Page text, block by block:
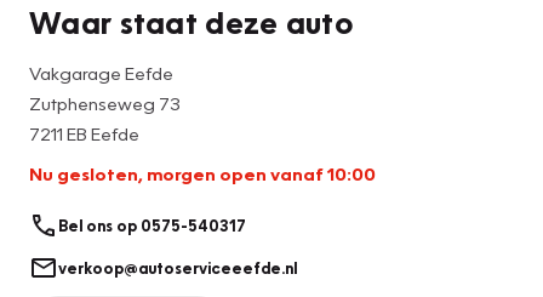
actueel mogelijk wordt weergegeven, kunnen er geen
Waar staat deze auto
Vakgarage Eefde
Zutphenseweg 73
7211 EB Eefde
Nu gesloten, morgen open vanaf 10:00
Bel ons op 0575-540317
verkoop@autoserviceeefde.nl